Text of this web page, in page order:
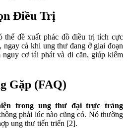
Điều Trị
thể đề xuất phác đồ điều trị tích cực
cả khi ung thư đang ở giai đoạn
cơ tái phát và di căn, giúp kiểm
Gặp (FAQ)
trong ung thư đại trực tràng
phải lúc nào cũng có. Nó thường
ung thư tiến triển [2].